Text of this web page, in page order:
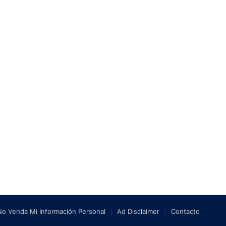
Venda Mi Información Personal Ad Disclaimer Contacto